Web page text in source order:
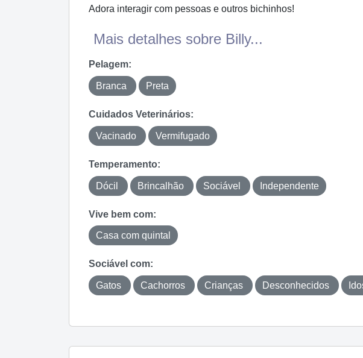
Adora interagir com pessoas e outros bichinhos!
Mais detalhes sobre Billy...
Pelagem:
Branca Preta
Cuidados Veterinários:
Vacinado Vermifugado
Temperamento:
Dócil Brincalhão Sociável Independente
Vive bem com:
Casa com quintal
Sociável com:
Gatos Cachorros Crianças Desconhecidos